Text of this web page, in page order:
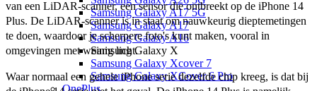
Samsung Galaxy A17 5G
Samsung Galaxy A17
Samsung Galaxy A16
Samsung Galaxy X
Samsung Galaxy Xcover 7
Samsung Galaxy XCover 6 Pro
OnePlus
van een LiDAR-scanner, een sensor die ontbreekt op de iPhone 14
Plus. De LiDAR-scanner is in staat om nauwkeurig dieptemetingen
te doen, waardoor je scherpere foto's kunt maken, vooral in
omgevingen met weinig licht.
Waar normaal een gehele iPhone serie dezelfde chip kreeg, is dat bij